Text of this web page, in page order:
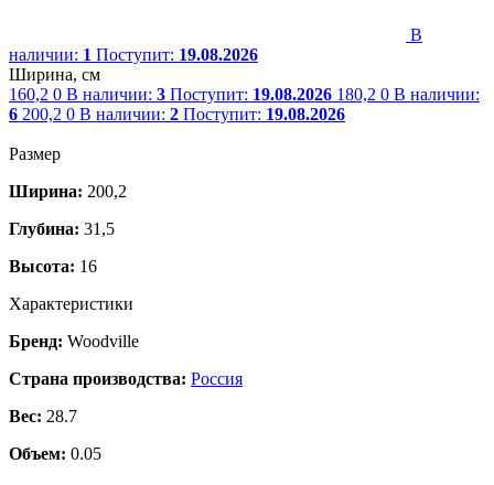
В
наличии: 1 Поступит: 19.08.2026
Ширина, см
160,2 0 В наличии: 3 Поступит: 19.08.2026 180,2 0 В наличии:
6 200,2 0 В наличии: 2 Поступит: 19.08.2026
Размер
Ширина: 200,2
Глубина: 31,5
Высота: 16
Характеристики
Бренд: Woodville
Страна производства: Россия
Вес: 28.7
Объем: 0.05